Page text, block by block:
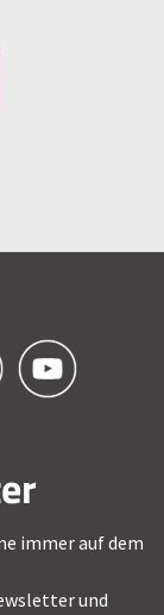
immer auf dem
und